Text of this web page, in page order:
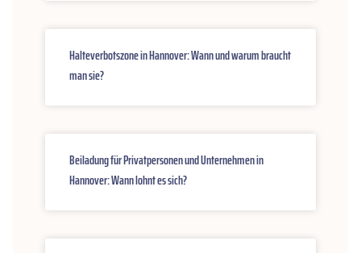
Halteverbotszone in Hannover: Wann und warum braucht
man sie?
Beiladung für Privatpersonen und Unternehmen in
Hannover: Wann lohnt es sich?